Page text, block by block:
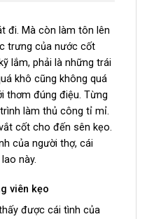
đi. Mà còn làm tôn lên
trưng của nước cốt
lắm, phải là những trái
khô cũng không quá
thơm đúng điệu. Từng
làm thủ công tỉ mỉ.
cốt cho đến sên kẹo.
của người thợ, cái
này.
viên kẹo
được cái tình của